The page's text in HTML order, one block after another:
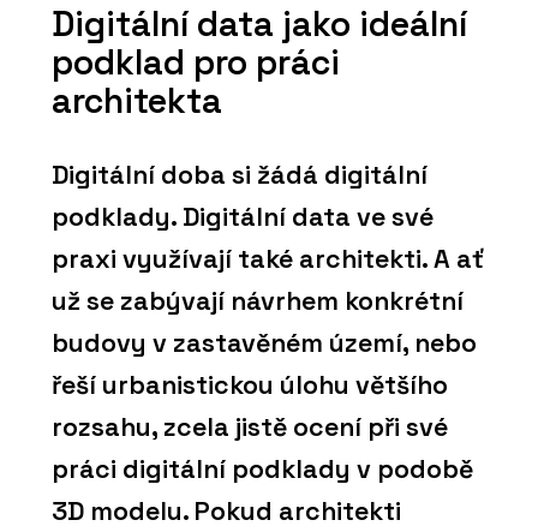
Digitální data jako ideální
podklad pro práci
architekta
Digitální doba si žádá digitální
podklady. Digitální data ve své
praxi využívají také architekti. A ať
už se zabývají návrhem konkrétní
budovy v zastavěném území, nebo
řeší urbanistickou úlohu většího
rozsahu, zcela jistě ocení při své
práci digitální podklady v podobě
3D modelu. Pokud architekti